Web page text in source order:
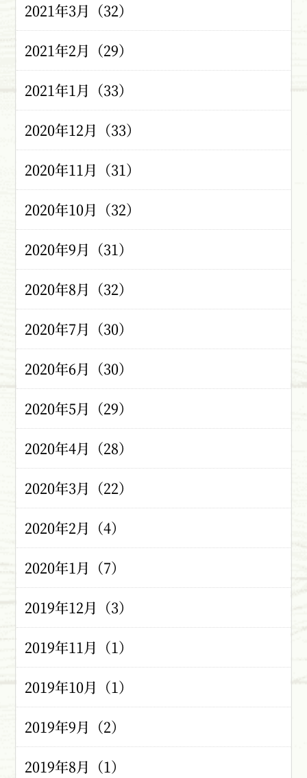
2021年3月（32）
2021年2月（29）
2021年1月（33）
2020年12月（33）
2020年11月（31）
2020年10月（32）
2020年9月（31）
2020年8月（32）
2020年7月（30）
2020年6月（30）
2020年5月（29）
2020年4月（28）
2020年3月（22）
2020年2月（4）
2020年1月（7）
2019年12月（3）
2019年11月（1）
2019年10月（1）
2019年9月（2）
2019年8月（1）